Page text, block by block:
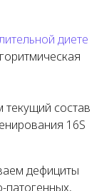
диете
состав
16S
дефициты
патогенных,